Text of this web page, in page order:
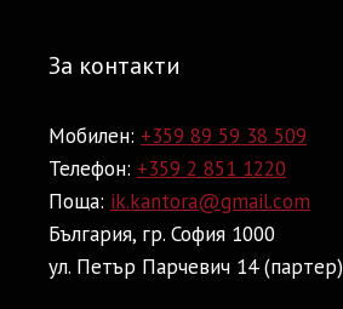
За контакти
Мобилен: +359 89 59 38 509
Телефон: +359 2 851 1220
Поща: ik.kantora@gmail.com
България, гр. София 1000
ул. Петър Парчевич 14 (партер)